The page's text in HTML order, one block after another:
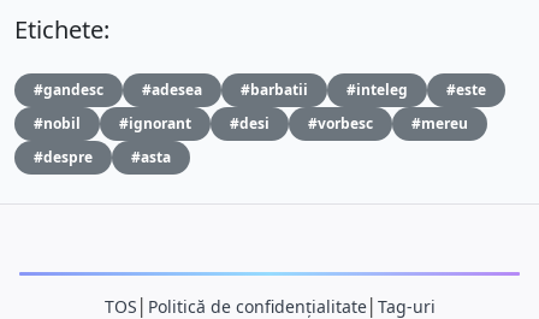
Etichete:
#gandesc #adesea #barbatii #inteleg
#este
#nobil
#ignorant #desi #vorbesc
#mereu
#despre
#asta
TOS Politică de confidențialitate│ Tag-uri